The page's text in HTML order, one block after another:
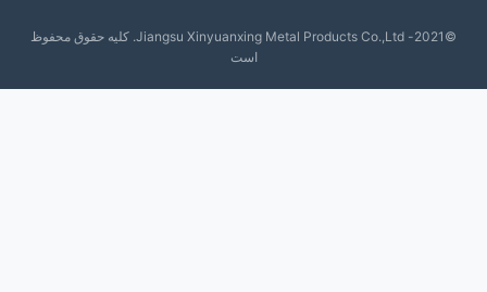
©2021- Jiangsu Xinyuanxing Metal Products Co.,Ltd. کلیه حقوق محفوظ